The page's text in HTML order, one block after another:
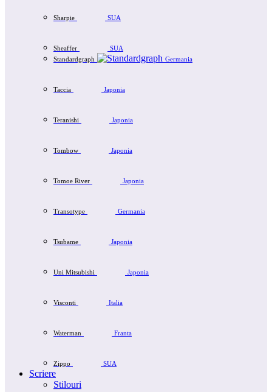
Sharpie SUA
Sheaffer
SUA
Standardgraph
Germania
Taccia Japonia
Teranishi Japonia
Tombow Japonia
Tomoe River Japonia
Transotype Germania
Tsubame Japonia
Uni Mitsubishi Japonia
Visconti Italia
Waterman Franta
Zippo SUA
Scriere
Stilouri